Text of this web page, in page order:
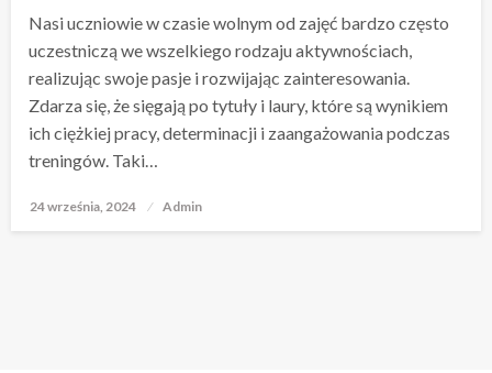
Nasi uczniowie w czasie wolnym od zajęć bardzo często
uczestniczą we wszelkiego rodzaju aktywnościach,
realizując swoje pasje i rozwijając zainteresowania.
Zdarza się, że sięgają po tytuły i laury, które są wynikiem
ich ciężkiej pracy, determinacji i zaangażowania podczas
treningów. Taki…
Opublikowane
24 września, 2024 Admin